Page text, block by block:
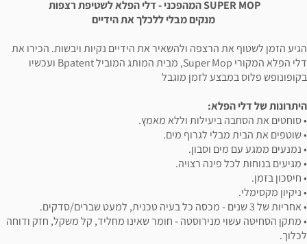
SUPER MOP המהפכני - דלי הפלא לשטיפת רצפות
מנקים מבלי ללכלך את הידיים
הגיע הזמן לשטוף את הרצפה ולהשאיר את הידיים נקיות ויבשות. הכירו את
דלי הפלא המקורי Super Mop, מבית המותג המוביל Bpatent ועכשיו
בקופונופש פלוס במבצע לזמן מוגבל
היתרונות של דלי הפלא:
• סוחטים את הסחבה ביעילות וללא מאמץ.
• שוטפים את הבית מבלי לגרוף מים.
• נמנעים ממגע עם מים וסבון.
• מגיעים בנוחות לכל פינה רצויה.
• חיסכון בזמן.
• ניקיון מקסימלי.
• אחריות של 3 שנים - מכסה כל בעיה טכנית, למעט שברים/סדקים.
• מתקן הסחיטה עשוי מנירוסטה - חומר שאינו מחליד, קל משקל, חזק ודוחה
לכלוך.